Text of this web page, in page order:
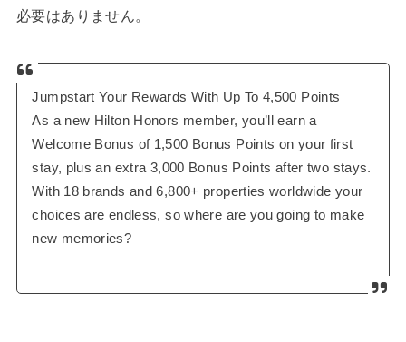
必要はありません。
Jumpstart Your Rewards With Up To 4,500 Points
As a new Hilton Honors member, you’ll earn a
Welcome Bonus of 1,500 Bonus Points on your first
stay, plus an extra 3,000 Bonus Points after two stays.
With 18 brands and 6,800+ properties worldwide your
choices are endless, so where are you going to make
new memories?